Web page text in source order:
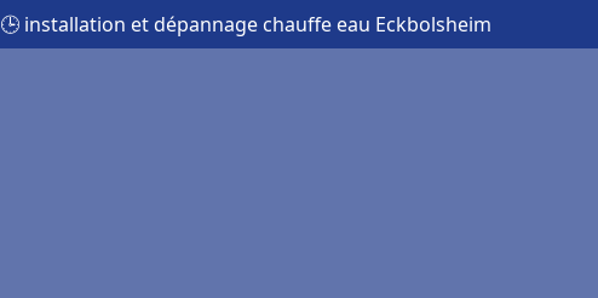
🕒 installation et dépannage chauffe eau Eckbolsheim